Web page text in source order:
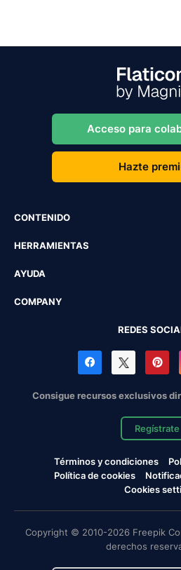
Acceso para
Hazte
CONTENIDO
HERRAMIENTAS
AYUDA
COMPANY
REDES
Consigue recursos exclusivos
Regístrate
Términos y condiciones
Política de cookies
Cookies
Copyright © 2010-2026 Freepik
derechos